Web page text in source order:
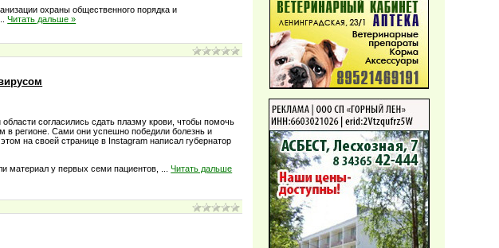
охраны общественного порядка и
...Читать дальше »
согласились сдать плазму крови, чтобы помочь
в регионе. Сами они успешно победили болезнь и
на своей странице в Instagram написал губернатор
материал у первых семи пациентов,
...Читать дальше